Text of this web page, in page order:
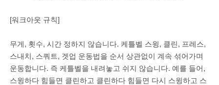
[워크아웃 규칙]
무게, 횟수, 시간 정하지 않습니다. 케틀벨 스윙, 클린, 프레스,
스내치, 스쿼트, 겟업 운동법을 순서 상관없이 계속 섞어가며
운동합니다. 즉 케틀벨을 내려놓고 쉬지 않습니다. 예를 들어,
스윙하다 힘들면 클린하고 클린하다 힘들면 다시 스윙하고 스